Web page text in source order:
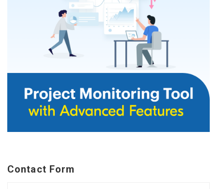
Contact Form